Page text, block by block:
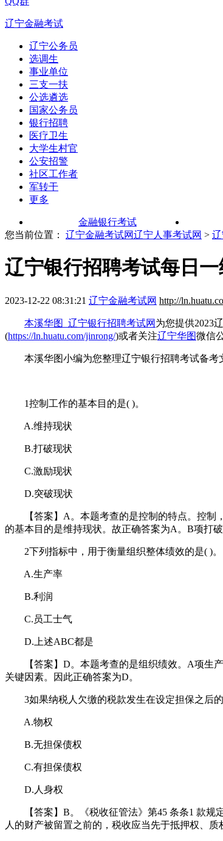
辽宁金融考试
辽宁公务员
选调生
事业单位
三支一扶
公选遴选
国家公务员
银行招聘
医疗卫生
大学生村官
公安招警
社区工作者
军转干
更多
金融银行考试
您当前位置： 辽宁金融考试网辽宁人事考试网 >
辽宁银行招聘考试每日一
2023-12-22 08:31:21 辽宁金融考试网 http://
本溪华图_辽宁银行招聘考试网 为您提供2023
(https://ln.huatu.com/jinrong/)或者关注辽宁华图微信
本溪华图小编为您整理辽宁银行招聘考试备考
1控制工作的基本目的是( )。
A.维持现状
B.打破现状
C.激励现状
D.突破现状
【答案】A。本题考查的是控制的特点。控制，
的基本目的是维持现状。故正确答案为A。B项打
2下列指标中，用于衡量组织整体绩效的是( )。
A.生产率
B.利润
C.员工士气
D.上述ABC都是
【答案】D。本题考查的是组织绩效。A项生产
关键因素。因此正确答案为D。
3如果纳税人欠缴的税款发生在设定担保之后的
A.物权
B.无担保债权
C.有担保债权
D.人身权
【答案】B。《税收征管法》第45 条条1 款规定
人的财产被留置之前的，税收应当先于抵押权、